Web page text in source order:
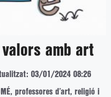
amb art
03/01/2024 08:26
professores d’art, religió i